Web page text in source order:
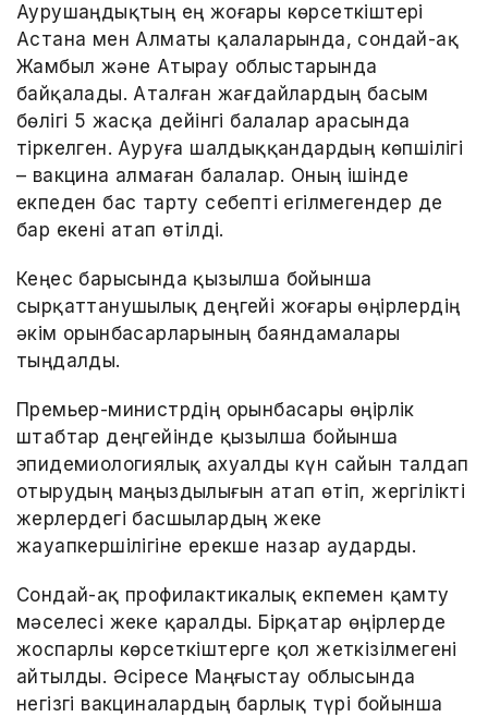
Аурушаңдықтың ең жоғары көрсеткіштері
Астана мен Алматы қалаларында, сондай-ақ
Жамбыл және Атырау облыстарында
байқалады. Аталған жағдайлардың басым
бөлігі 5 жасқа дейінгі балалар арасында
тіркелген. Ауруға шалдыққандардың көпшілігі
– вакцина алмаған балалар. Оның ішінде
екпеден бас тарту себепті егілмегендер де
бар екені атап өтілді.
Кеңес барысында қызылша бойынша
сырқаттанушылық деңгейі жоғары өңірлердің
әкім орынбасарларының баяндамалары
тыңдалды.
Премьер-министрдің орынбасары өңірлік
штабтар деңгейінде қызылша бойынша
эпидемиологиялық ахуалды күн сайын талдап
отырудың маңыздылығын атап өтіп, жергілікті
жерлердегі басшылардың жеке
жауапкершілігіне ерекше назар аударды.
Сондай-ақ профилактикалық екпемен қамту
мәселесі жеке қаралды. Бірқатар өңірлерде
жоспарлы көрсеткіштерге қол жеткізілмегені
айтылды. Әсіресе Маңғыстау облысында
негізгі вакциналардың барлық түрі бойынша